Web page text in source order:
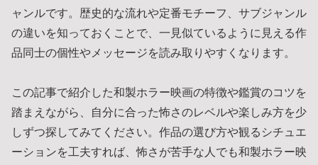
ャンルです。歴史的な流れや定番モチーフ、サブジャンル
の違いを知っておくことで、一見似ているように見える作
品同士の個性やメッセージを読み取りやすくなります。
この記事で紹介した和製ホラー映画の特徴や鑑賞のコツを
踏まえながら、自分に合った怖さのレベルや楽しみ方を少
しずつ探してみてください。作品の選び方や観るシチュエ
ーションを工夫すれば、怖さが苦手な人でも和製ホラー映